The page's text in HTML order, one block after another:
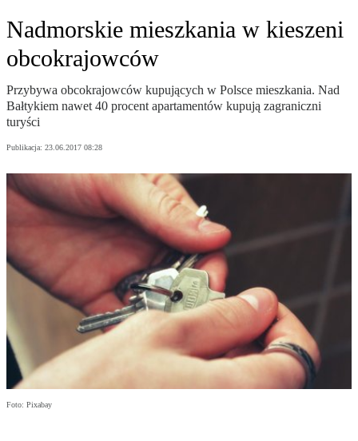
Nadmorskie mieszkania w kieszeni
obcokrajowców
Przybywa obcokrajowców kupujących w Polsce mieszkania. Nad
Bałtykiem nawet 40 procent apartamentów kupują zagraniczni
turyści
Publikacja: 23.06.2017 08:28
Foto: Pixabay